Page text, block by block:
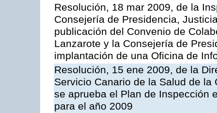
Resolución, 18 mar 2009, de la
Consejería de Presidencia,
publicación del Convenio de
Lanzarote y la Consejería de
implantación de una Oficina de
Resolución, 15 ene 2009, de la
Servicio Canario de la Salud de
se aprueba el Plan de Inspección
para el año 2009